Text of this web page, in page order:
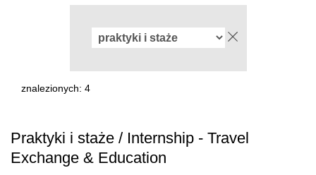
znalezionych: 4
Praktyki i staże / Internship - Travel
Exchange & Education